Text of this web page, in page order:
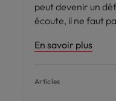
peut devenir un
écoute, il ne faut
En savoir plus
Articles